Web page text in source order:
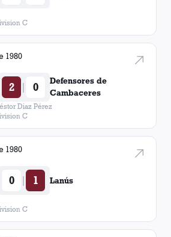
C
1980
2 | 0
Defensores de
Cambaceres
Diaz Pérez
C
1980
0 | 1 Lanús
C